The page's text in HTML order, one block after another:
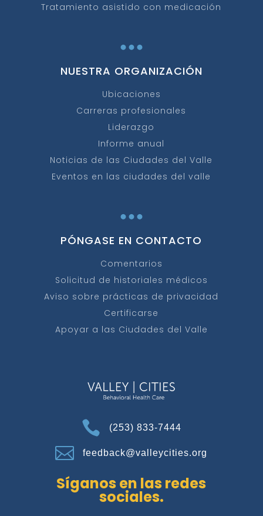
Tratamiento asistido con medicación
...
NUESTRA ORGANIZACIÓN
Ubicaciones
Carreras profesionales
Liderazgo
Informe anual
Noticias de las Ciudades del Valle
Eventos en las ciudades del valle
...
PÓNGASE EN CONTACTO
Comentarios
Solicitud de historiales médicos
Aviso sobre prácticas de privacidad
Certificarse
Apoyar a las Ciudades del Valle
 (253) 833-7444
 feedback@valleycities.org
Síganos en las redes
sociales.